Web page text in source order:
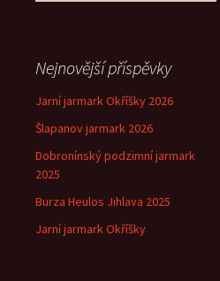
Nejnovější příspěvky
Jarní jarmark Okříšky 2026
Šlapanov jarmark 2026
Dobronínský podzimní jarmark
2025
Burza Heulos Jihlava 2025
Jarní jarmark Okříšky